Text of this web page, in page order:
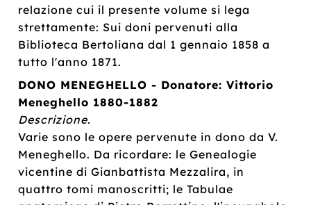
relazione cui il presente volume si lega
strettamente: Sui doni pervenuti alla
Biblioteca Bertoliana dal 1 gennaio 1858 a
tutto l'anno 1871.
DONO MENEGHELLO - Donatore: Vittorio
Meneghello 1880-1882
Descrizione.
Varie sono le opere pervenute in dono da V.
Meneghello. Da ricordare: le Genealogie
vicentine di Gianbattista Mezzalira, in
quattro tomi manoscritti; le Tabulae